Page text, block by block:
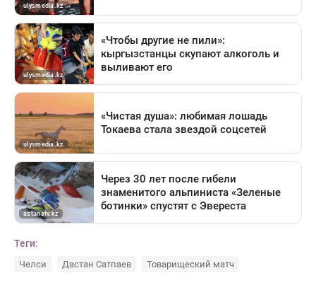
Теги:
Челси Дастан Сатпаев Товарищеский матч